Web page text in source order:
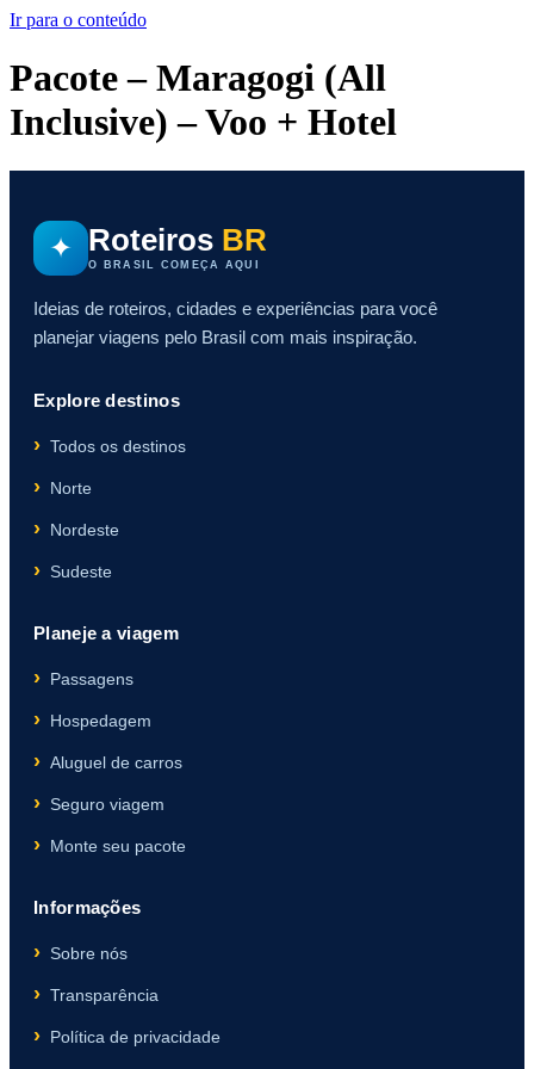
Ir para o conteúdo
Pacote – Maragogi (All
Inclusive) – Voo + Hotel
✦ Roteiros BR
O BRASIL COMEÇA AQUI
Ideias de roteiros, cidades e experiências para você
planejar viagens pelo Brasil com mais inspiração.
Explore destinos
Todos os destinos
Norte
Nordeste
Sudeste
Planeje a viagem
Passagens
Hospedagem
Aluguel de carros
Seguro viagem
Monte seu pacote
Informações
Sobre nós
Transparência
Política de privacidade